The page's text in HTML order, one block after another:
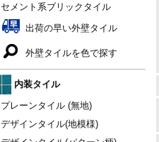
セメント系ブリックタイル
出荷の早い外壁タイル
外壁タイルを色で探す
内装タイル
プレーンタイル (無地)
デザインタイル(地模様)